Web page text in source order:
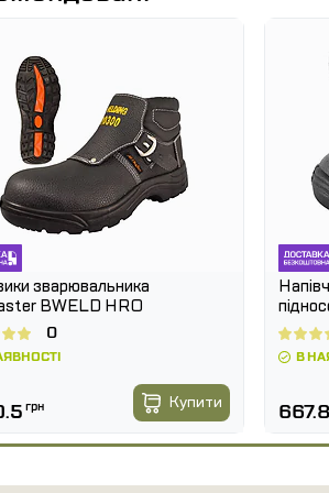
зварювальника
BWELD HRO
0
грн Купити
SB
В
667.8